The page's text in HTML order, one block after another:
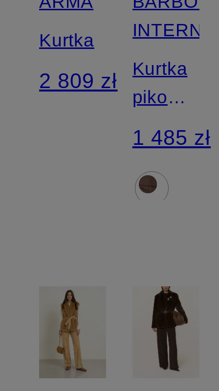
Kurtka
2 809 zł
Kurtka
pikowana
CYRUS
z
1 485 zł